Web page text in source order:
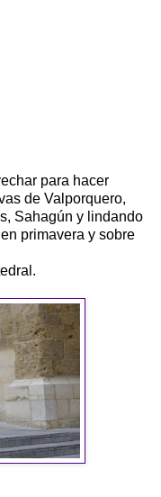
para hacer
de Valporquero,
Sahagún y lindando
primavera y sobre